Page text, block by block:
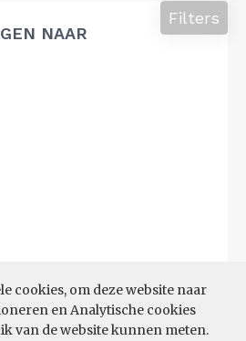
cookies, om deze website naar
en Analytische cookies
van de website kunnen meten.
NAAR
Filters